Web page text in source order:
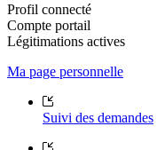
Profil connecté
Compte portail
Légitimations actives
Ma page personnelle
Suivi des demandes